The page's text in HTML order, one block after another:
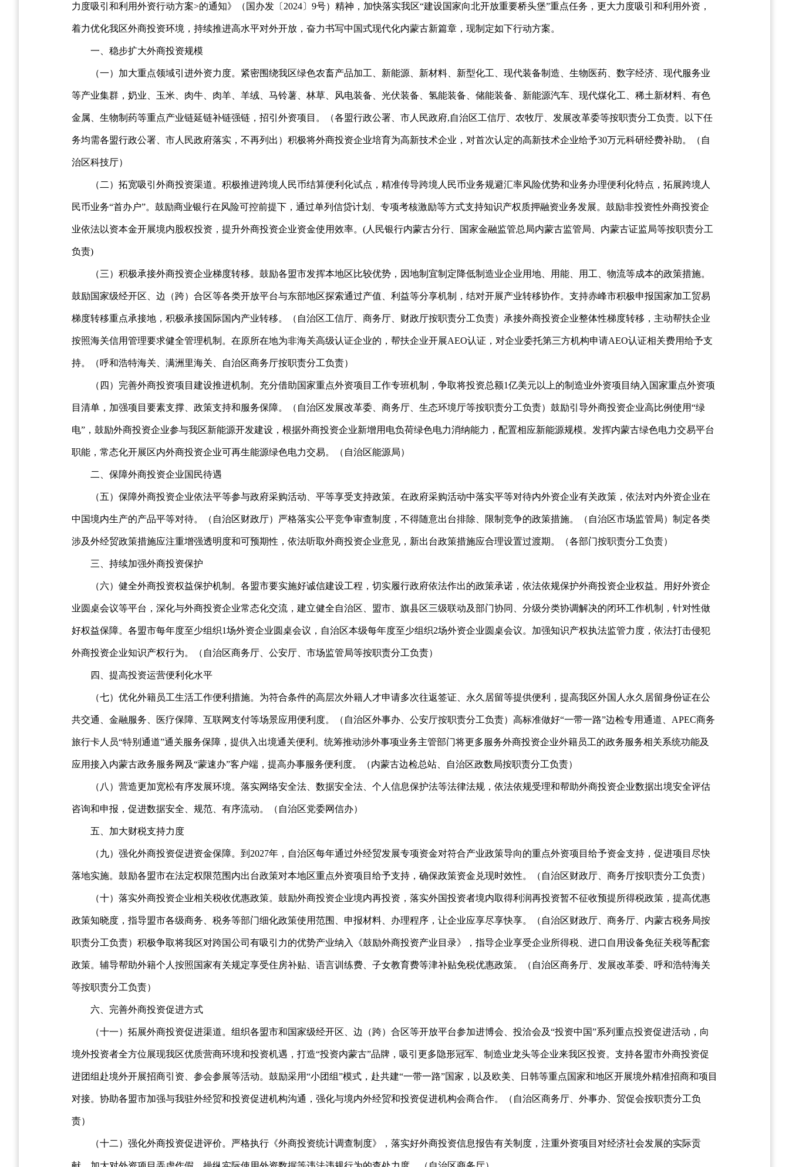
力度吸引和利用外资行动方案>的通知》（国办发〔2024〕9号）精神，加快落实我区“建设国家向北开放重要桥头堡”重点任务，更大力度吸引和利用外资，
着力优化我区外商投资环境，持续推进高水平对外开放，奋力书写中国式现代化内蒙古新篇章，现制定如下行动方案。
一、稳步扩大外商投资规模
（一）加大重点领域引进外资力度。紧密围绕我区绿色农畜产品加工、新能源、新材料、新型化工、现代装备制造、生物医药、数字经济、现代服务业
等产业集群，奶业、玉米、肉牛、肉羊、羊绒、马铃薯、林草、风电装备、光伏装备、氢能装备、储能装备、新能源汽车、现代煤化工、稀土新材料、有色
金属、生物制药等重点产业链延链补链强链，招引外资项目。（各盟行政公署、市人民政府,自治区工信厅、农牧厅、发展改革委等按职责分工负责。以下任
务均需各盟行政公署、市人民政府落实，不再列出）积极将外商投资企业培育为高新技术企业，对首次认定的高新技术企业给予30万元科研经费补助。（自
治区科技厅）
（二）拓宽吸引外商投资渠道。积极推进跨境人民币结算便利化试点，精准传导跨境人民币业务规避汇率风险优势和业务办理便利化特点，拓展跨境人
民币业务“首办户”。鼓励商业银行在风险可控前提下，通过单列信贷计划、专项考核激励等方式支持知识产权质押融资业务发展。鼓励非投资性外商投资企
业依法以资本金开展境内股权投资，提升外商投资企业资金使用效率。(人民银行内蒙古分行、国家金融监管总局内蒙古监管局、内蒙古证监局等按职责分工
负责)
（三）积极承接外商投资企业梯度转移。鼓励各盟市发挥本地区比较优势，因地制宜制定降低制造业企业用地、用能、用工、物流等成本的政策措施。
鼓励国家级经开区、边（跨）合区等各类开放平台与东部地区探索通过产值、利益等分享机制，结对开展产业转移协作。支持赤峰市积极申报国家加工贸易
梯度转移重点承接地，积极承接国际国内产业转移。（自治区工信厅、商务厅、财政厅按职责分工负责）承接外商投资企业整体性梯度转移，主动帮扶企业
按照海关信用管理要求健全管理机制。在原所在地为非海关高级认证企业的，帮扶企业开展AEO认证，对企业委托第三方机构申请AEO认证相关费用给予支
持。（呼和浩特海关、满洲里海关、自治区商务厅按职责分工负责）
（四）完善外商投资项目建设推进机制。充分借助国家重点外资项目工作专班机制，争取将投资总额1亿美元以上的制造业外资项目纳入国家重点外资项
目清单，加强项目要素支撑、政策支持和服务保障。（自治区发展改革委、商务厅、生态环境厅等按职责分工负责）鼓励引导外商投资企业高比例使用“绿
电”，鼓励外商投资企业参与我区新能源开发建设，根据外商投资企业新增用电负荷绿色电力消纳能力，配置相应新能源规模。发挥内蒙古绿色电力交易平台
职能，常态化开展区内外商投资企业可再生能源绿色电力交易。（自治区能源局）
二、保障外商投资企业国民待遇
（五）保障外商投资企业依法平等参与政府采购活动、平等享受支持政策。在政府采购活动中落实平等对待内外资企业有关政策，依法对内外资企业在
中国境内生产的产品平等对待。（自治区财政厅）严格落实公平竞争审查制度，不得随意出台排除、限制竞争的政策措施。（自治区市场监管局）制定各类
涉及外经贸政策措施应注重增强透明度和可预期性，依法听取外商投资企业意见，新出台政策措施应合理设置过渡期。（各部门按职责分工负责）
三、持续加强外商投资保护
（六）健全外商投资权益保护机制。各盟市要实施好诚信建设工程，切实履行政府依法作出的政策承诺，依法依规保护外商投资企业权益。用好外资企
业圆桌会议等平台，深化与外商投资企业常态化交流，建立健全自治区、盟市、旗县区三级联动及部门协同、分级分类协调解决的闭环工作机制，针对性做
好权益保障。各盟市每年度至少组织1场外资企业圆桌会议，自治区本级每年度至少组织2场外资企业圆桌会议。加强知识产权执法监管力度，依法打击侵犯
外商投资企业知识产权行为。（自治区商务厅、公安厅、市场监管局等按职责分工负责）
四、提高投资运营便利化水平
（七）优化外籍员工生活工作便利措施。为符合条件的高层次外籍人才申请多次往返签证、永久居留等提供便利，提高我区外国人永久居留身份证在公
共交通、金融服务、医疗保障、互联网支付等场景应用便利度。（自治区外事办、公安厅按职责分工负责）高标准做好“一带一路”边检专用通道、APEC商务
旅行卡人员“特别通道”通关服务保障，提供入出境通关便利。统筹推动涉外事项业务主管部门将更多服务外商投资企业外籍员工的政务服务相关系统功能及
应用接入内蒙古政务服务网及“蒙速办”客户端，提高办事服务便利度。（内蒙古边检总站、自治区政数局按职责分工负责）
（八）营造更加宽松有序发展环境。落实网络安全法、数据安全法、个人信息保护法等法律法规，依法依规受理和帮助外商投资企业数据出境安全评估
咨询和申报，促进数据安全、规范、有序流动。（自治区党委网信办）
五、加大财税支持力度
（九）强化外商投资促进资金保障。到2027年，自治区每年通过外经贸发展专项资金对符合产业政策导向的重点外资项目给予资金支持，促进项目尽快
落地实施。鼓励各盟市在法定权限范围内出台政策对本地区重点外资项目给予支持，确保政策资金兑现时效性。（自治区财政厅、商务厅按职责分工负责）
（十）落实外商投资企业相关税收优惠政策。鼓励外商投资企业境内再投资，落实外国投资者境内取得利润再投资暂不征收预提所得税政策，提高优惠
政策知晓度，指导盟市各级商务、税务等部门细化政策使用范围、申报材料、办理程序，让企业应享尽享快享。（自治区财政厅、商务厅、内蒙古税务局按
职责分工负责）积极争取将我区对跨国公司有吸引力的优势产业纳入《鼓励外商投资产业目录》，指导企业享受企业所得税、进口自用设备免征关税等配套
政策。辅导帮助外籍个人按照国家有关规定享受住房补贴、语言训练费、子女教育费等津补贴免税优惠政策。（自治区商务厅、发展改革委、呼和浩特海关
等按职责分工负责）
六、完善外商投资促进方式
（十一）拓展外商投资促进渠道。组织各盟市和国家级经开区、边（跨）合区等开放平台参加进博会、投洽会及“投资中国”系列重点投资促进活动，向
境外投资者全方位展现我区优质营商环境和投资机遇，打造“投资内蒙古”品牌，吸引更多隐形冠军、制造业龙头等企业来我区投资。支持各盟市外商投资促
进团组赴境外开展招商引资、参会参展等活动。鼓励采用“小团组”模式，赴共建“一带一路”国家，以及欧美、日韩等重点国家和地区开展境外精准招商和项目
对接。协助各盟市加强与我驻外经贸和投资促进机构沟通，强化与境内外经贸和投资促进机构会商合作。（自治区商务厅、外事办、贸促会按职责分工负
责）
（十二）强化外商投资促进评价。严格执行《外商投资统计调查制度》，落实好外商投资信息报告有关制度，注重外资项目对经济社会发展的实际贡